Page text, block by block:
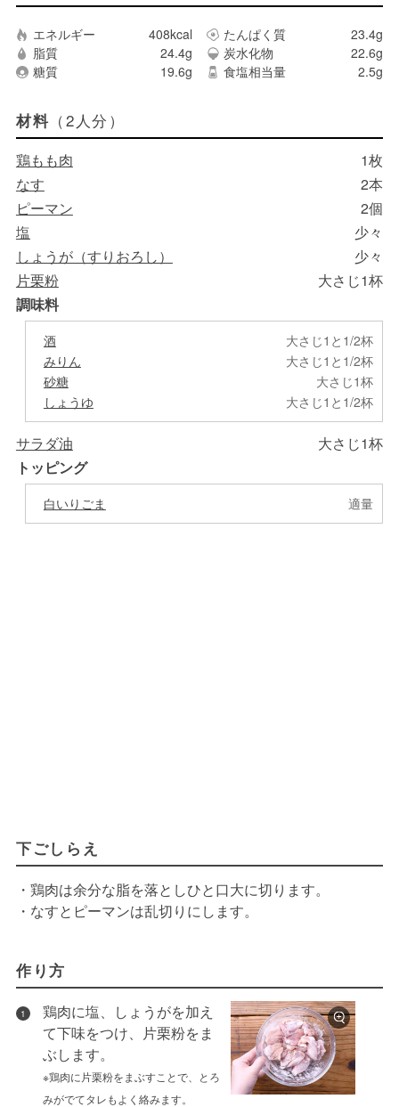
エネルギー 408kcal たんぱく質
23.4g
脂質
24.4g 炭水化物
22.6g
糖質
19.6g 食塩相当量 2.5g
材料 （2人分）
鶏もも肉
1枚
なす
2本
ピーマン
2個
塩
少々
しょうが（すりおろし）
少々
片栗粉
大さじ1杯
調味料
酒
大さじ1と1/2杯
みりん
大さじ1と1/2杯
砂糖
大さじ1杯
しょうゆ
大さじ1と1/2杯
サラダ油
大さじ1杯
トッピング
白いりごま 適量
下ごしらえ
・鶏肉は余分な脂を落としひと口大に切ります。
・なすとピーマンは乱切りにします。
作り方
1
鶏肉に塩、しょうがを加え
て下味をつけ、片栗粉をま
ぶします。
※鶏肉に片栗粉をまぶすことで、とろ
みがでてタレもよく絡みます。